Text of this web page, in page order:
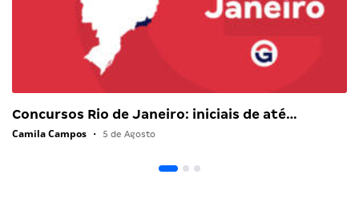
Concursos Rio de Janeiro: iniciais de até…
Camila Campos • 5 de Agosto